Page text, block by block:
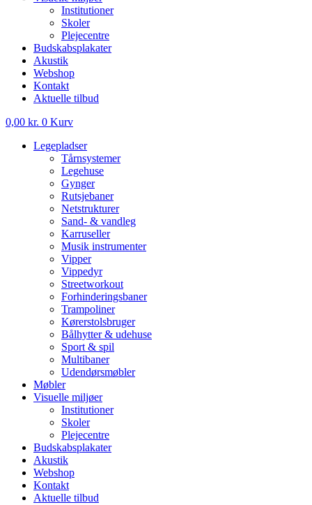
Institutioner
Skoler
Plejecentre
Budskabsplakater
Akustik
Webshop
Kontakt
Aktuelle tilbud
0,00 kr. 0 Kurv
Legepladser
Tårnsystemer
Legehuse
Gynger
Rutsjebaner
Netstrukturer
Sand- & vandleg
Karruseller
Musik instrumenter
Vipper
Vippedyr
Streetworkout
Forhinderingsbaner
Trampoliner
Kørerstolsbruger
Bålhytter & udehuse
Sport & spil
Multibaner
Udendørsmøbler
Møbler
Visuelle miljøer
Institutioner
Skoler
Plejecentre
Budskabsplakater
Akustik
Webshop
Kontakt
Aktuelle tilbud